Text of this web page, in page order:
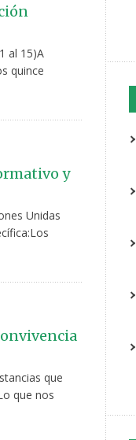
al 15)A
quince
y
Unidas
que
que nos